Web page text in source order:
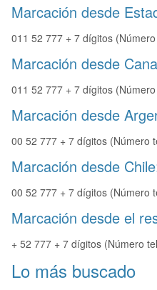
Marcación desde
011 52 777 + 7 dígitos
Marcación desde
011 52 777 + 7 dígitos
Marcación desde
00 52 777 + 7 dígitos (Número
Marcación desde
00 52 777 + 7 dígitos (Número
Marcación desde el
+ 52 777 + 7 dígitos (Número
Lo más buscado